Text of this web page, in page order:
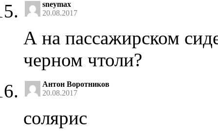
sneymax
20.08.2017
А на пассажирском
черном чтоли?
Антон Воротников
20.08.2017
солярис